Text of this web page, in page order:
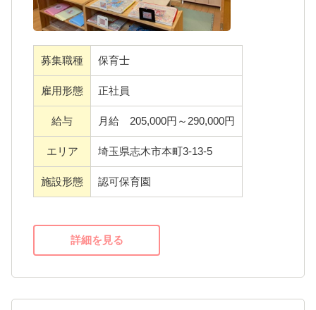
・毎月個人別の残業管理による業務量コント
ロール
・市内合同保育による土曜日出勤の回数軽減
・サービス残業・持ち帰り仕事禁止
・勤怠システム導入
・住宅手当最大4万円付与（規定有）
・産休・育休取得100％
・地域密着のため、異動に伴う転居なし
・退職金制度有
・副業可能
・研修制度も充実しています
募集職種 保育士
雇用形態 正社員
給与 月給 205,000円～290,000円
エリア 埼玉県志木市本町3-13-5
施設形態 認可保育園
詳細を見る